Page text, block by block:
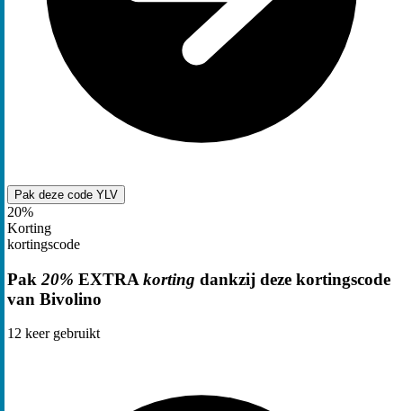
Pak deze code YLV
20%
Korting
kortingscode
Pak 20% EXTRA korting dankzij deze kortingscode
van Bivolino
12 keer gebruikt